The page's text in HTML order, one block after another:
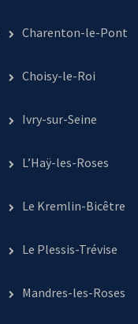
Charenton-le-Pont
Choisy-le-Roi
Ivry-sur-Seine
L’Haÿ-les-Roses
Le Kremlin-Bicêtre
Le Plessis-Trévise
Mandres-les-Roses